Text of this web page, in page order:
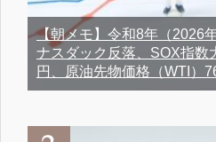
【朝メモ】令和8年（2026
ナスダック反落、SOX指数
円、原油先物価格（WTI）